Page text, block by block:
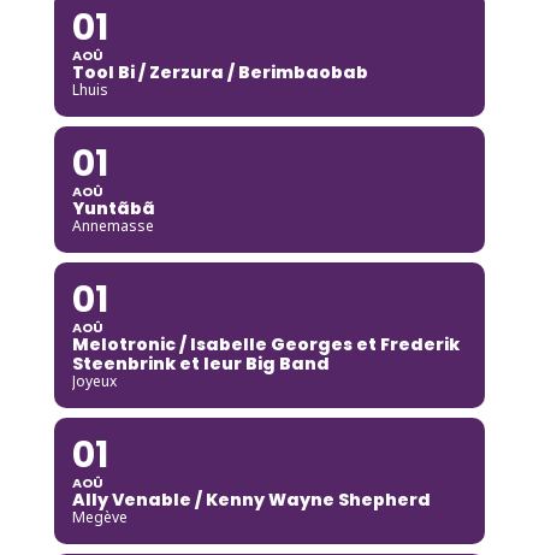
01
AOÛ
Tool Bi / Zerzura / Berimbaobab
Lhuis
01
AOÛ
Yuntãbã
Annemasse
01
AOÛ
Melotronic / Isabelle Georges et Frederik
Steenbrink et leur Big Band
Joyeux
01
AOÛ
Ally Venable / Kenny Wayne Shepherd
Megève